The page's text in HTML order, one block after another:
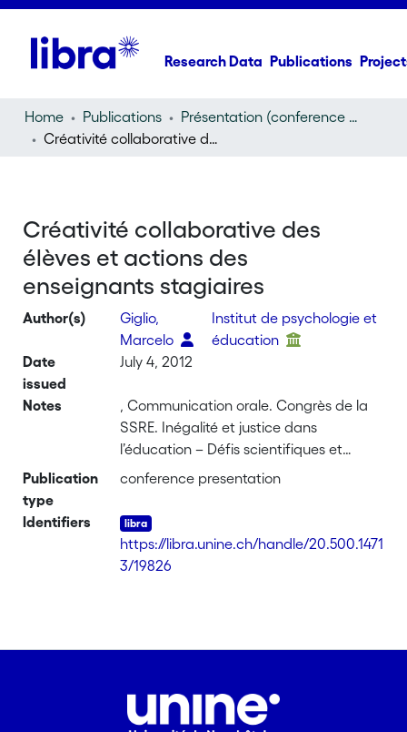
Research Data Publications
Home Publications
Présentation (conference presentation)
Créativité collaborative des élèves et actions des enseignants stagiaires
Créativité collaborative des
élèves et actions des
enseignants stagiaires
Author(s)
Giglio,
Marcelo
Institut de psychologie et
éducation
Date
issued
July 4, 2012
Notes
, Communication orale. Congrès de la
SSRE. Inégalité et justice dans
l’éducation – Défis scientifiques et
sociaux, Université de Berne
Publication
type
conference presentation
Identifiers
https://libra.unine.ch/handle/20.500.1471
3/19826